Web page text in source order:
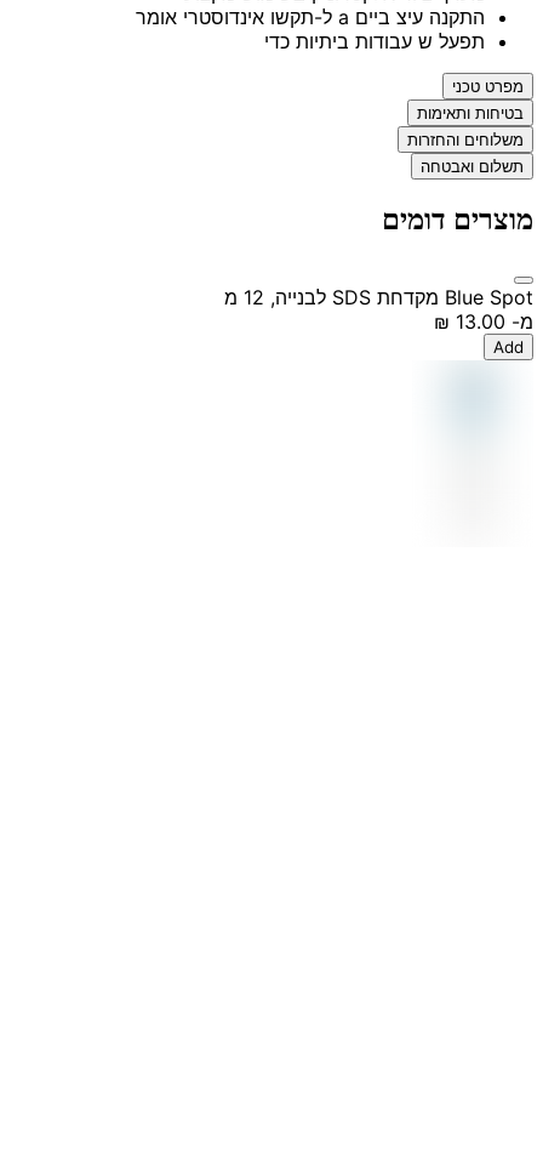
התקנה עיצ ביים a ל-תקשו אינדוסטרי אומר
תפעל ש עבודות ביתיות כדי
מפרט טכני
בטיחות ותאימות
משלוחים והחזרות
תשלום ואבטחה
מוצרים דומים
Blue Spot מקדחת SDS לבנייה, 12 מ
מ-
Add